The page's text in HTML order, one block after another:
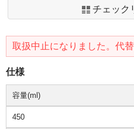
チェック
取扱中止になりました。代
仕様
容量(ml)
450